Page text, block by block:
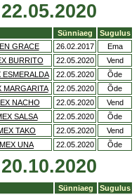
Sünniaeg
Sugulus
GRACE 26.02.2017
Ema
BURRITO 22.05.2020
Vend
22.05.2020
Õde
MARGARITA 22.05.2020
Õde
NACHO 22.05.2020
Vend
SALSA 22.05.2020
Õde
TAKO 22.05.2020
Vend
UNA 22.05.2020 Õde
Sünniaeg
Sugulus